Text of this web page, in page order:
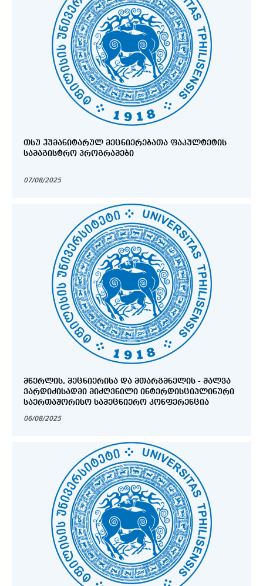
ᲗᲡᲣ ᲰᲣᲛᲐᲜᲘᲢᲐᲠᲣᲚ ᲛᲔᲪᲜᲘᲔᲠᲔᲑᲐᲗᲐ ᲤᲐᲙᲣᲚᲢᲔᲢᲘᲡ
ᲡᲐᲛᲐᲒᲘᲡᲢᲠᲝ ᲞᲠᲝᲒᲠᲐᲛᲔᲑᲘ
07/08/2025
ᲛᲬᲔᲠᲚᲘᲡ, ᲛᲔᲪᲜᲘᲔᲠᲘᲡᲐ ᲓᲐ ᲛᲗᲐᲠᲒᲛᲜᲔᲚᲘᲡ - ᲨᲐᲚᲕᲐ
ᲕᲐᲠᲓᲘᲫᲘᲡᲐᲓᲛᲘ ᲛᲘᲫᲦᲕᲜᲘᲚᲘ ᲘᲜᲢᲔᲠᲓᲘᲡᲪᲘᲞᲚᲘᲜᲣᲠᲘ
ᲡᲐᲔᲠᲗᲐᲨᲝᲠᲘᲡᲝ ᲡᲐᲛᲔᲪᲜᲘᲔᲠᲝ ᲙᲝᲜᲤᲔᲠᲔᲜᲪᲘᲐ
06/08/2025